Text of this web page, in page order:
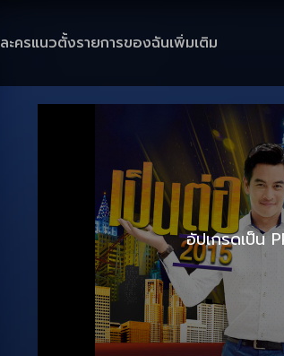
ละครแนวตั้งรายการของฉันเพิ่มเติม
อัปเกรดเป็น